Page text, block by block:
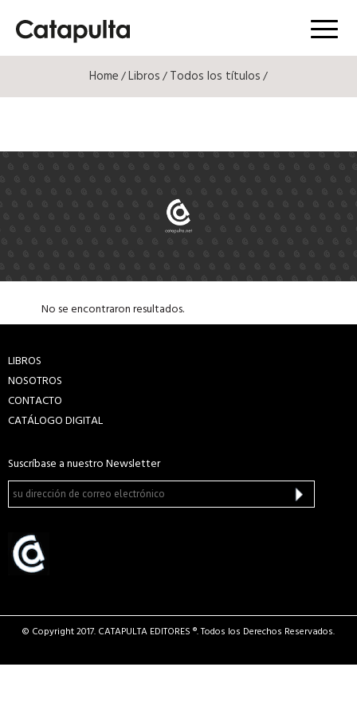
Menú
Home/Libros/Todos los títulos/
No se encontraron resultados.
LIBROS
NOSOTROS
CONTACTO
CATÁLOGO DIGITAL
Suscríbase a nuestro Newsletter
© Copyright 2017. CATAPULTA EDITORES ®. Todos los Derechos Reservados.